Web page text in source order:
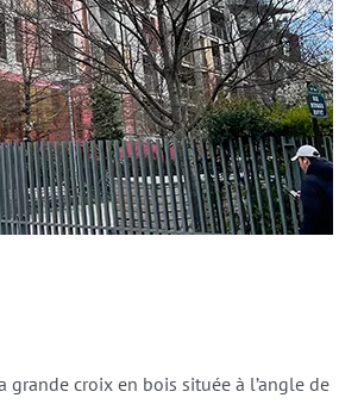
croix en bois située à l’angle de